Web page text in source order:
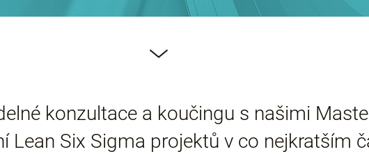
konzultace a koučingu s našimi
Lean Six Sigma projektů v co nejkratším